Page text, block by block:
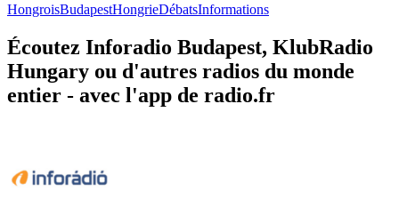
HongroisBudapestHongrieDébatsInformations
Écoutez Inforadio Budapest, KlubRadio
Hungary ou d'autres radios du monde
entier - avec l'app de radio.fr